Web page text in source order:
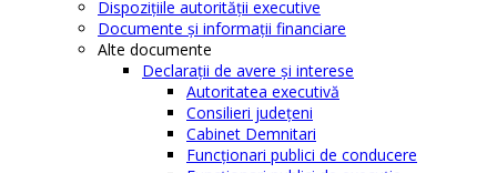
Dispoziţiile autorităţii executive
Documente şi informaţii financiare
Alte documente
Declaraţii de avere şi interese
Autoritatea executivă
Consilieri judeţeni
Cabinet Demnitari
Funcţionari publici de conducere